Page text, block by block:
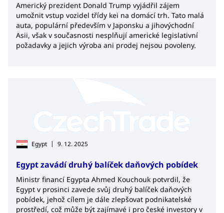
Americký prezident Donald Trump vyjádřil zájem
umožnit vstup vozidel třídy kei na domácí trh. Tato malá
auta, populární především v Japonsku a jihovýchodní
Asii, však v současnosti nesplňují americké legislativní
požadavky a jejich výroba ani prodej nejsou povoleny.
Egypt | 9. 12. 2025
Egypt zavádí druhý balíček daňových pobídek
Ministr financí Egypta Ahmed Kouchouk potvrdil, že
Egypt v prosinci zavede svůj druhý balíček daňových
pobídek, jehož cílem je dále zlepšovat podnikatelské
prostředí, což může být zajímavé i pro české investory v